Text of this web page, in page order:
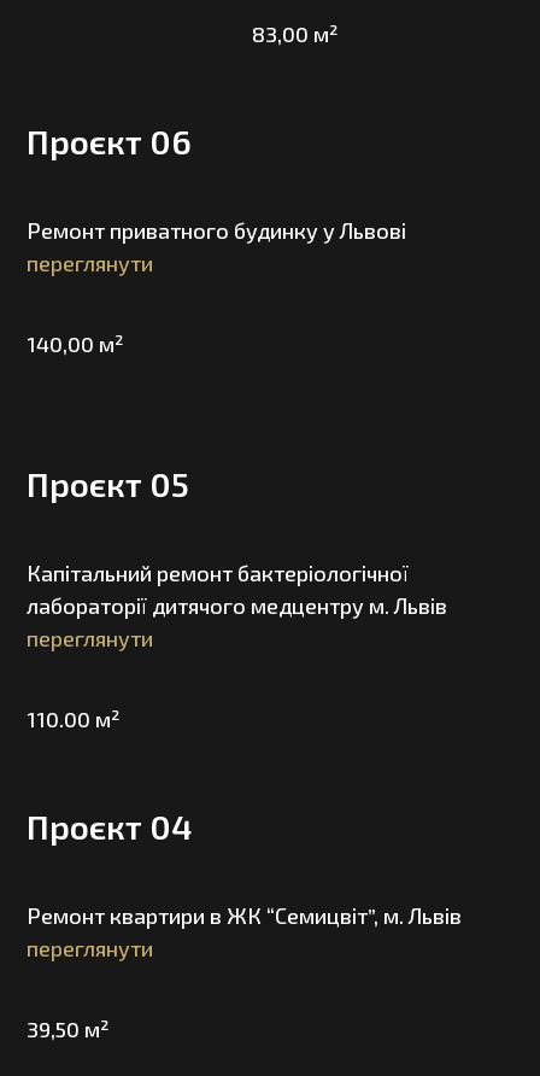
83,00 м²
Проєкт 06
Ремонт приватного будинку у Львові
переглянути
140,00 м²
Проєкт 05
Капітальний ремонт бактеріологічної
лабораторії дитячого медцентру м. Львів
переглянути
110.00 м²
Проєкт 04
Ремонт квартири в ЖК “Семицвіт”, м. Львів
переглянути
39,50 м²